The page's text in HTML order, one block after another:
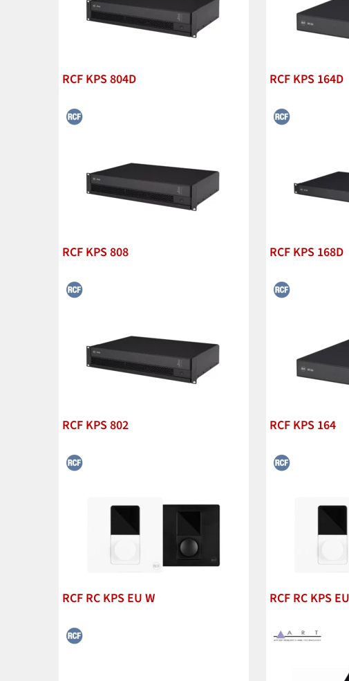
RCF KPS 804D RCF KPS 164D
RCF KPS 808 RCF KPS 168D
RCF KPS 802 RCF KPS 164
RCF RC KPS EU W RCF RC KPS